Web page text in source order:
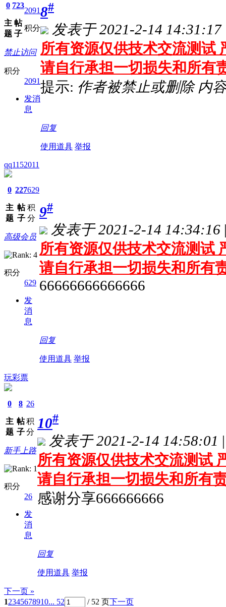
0
主
题
723
帖
子
2091
积分
禁止访问
积分
2091
发消
息
8#
发表于 2021-2-14 14:31:17
所有资源仅供技术交流测试
请自行承担一切损失和所有
提示: 作者被禁止或删除 内
回复
使用道具 举报
qq1152011
0
主
题
227
帖
子
629
积
分
高级会员
积分
629
发
消
息
9#
发表于 2021-2-14 14:34:16
所有资源仅供技术交流测试
请自行承担一切损失和所有
66666666666666
回复
使用道具 举报
玩彩票
0
主
题
8
帖
子
26
积
分
新手上路
积分
26
发
消
息
10#
发表于 2021-2-14 14:58:01 |
所有资源仅供技术交流测试
请自行承担一切损失和所有
感谢分享666666666
回复
使用道具 举报
下一页 »
12345678910... 52 / 52 页下一页